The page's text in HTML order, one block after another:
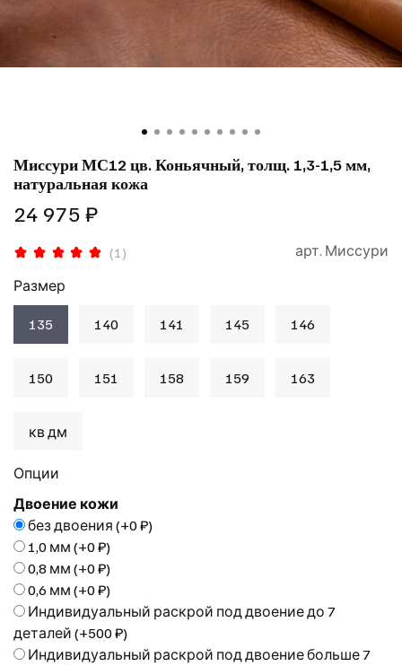
(1) арт. Миссури
Миссури МС12 цв. Коньячный, толщ. 1,3-1,5 мм,
натуральная кожа
24 975 ₽
Размер
135 140 141 145 146
150 151 158 159 163
кв дм
Опции
Двоение кожи
без двоения (+0 ₽)
1,0 мм (+0 ₽)
0,8 мм (+0 ₽)
0,6 мм (+0 ₽)
Индивидуальный раскрой под двоение до 7
деталей (+500 ₽)
Индивидуальный раскрой под двоение больше 7